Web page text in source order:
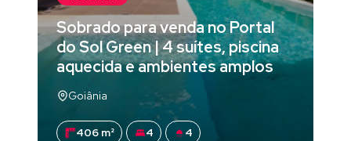
Sobrado para venda no Portal
do Sol Green | 4 suítes, piscina
aquecida e ambientes amplos
Goiânia
406 m² 4 4